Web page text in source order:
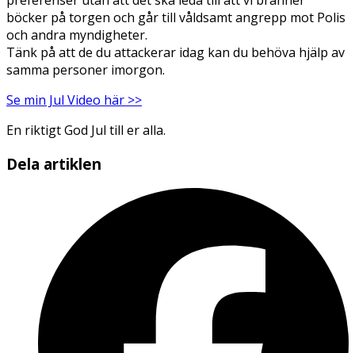
böcker på torgen och går till våldsamt angrepp mot Polis
och andra myndigheter.
Tänk på att de du attackerar idag kan du behöva hjälp av
samma personer imorgon.
Se min Jul Video här >>
En riktigt God Jul till er alla.
Dela artiklen